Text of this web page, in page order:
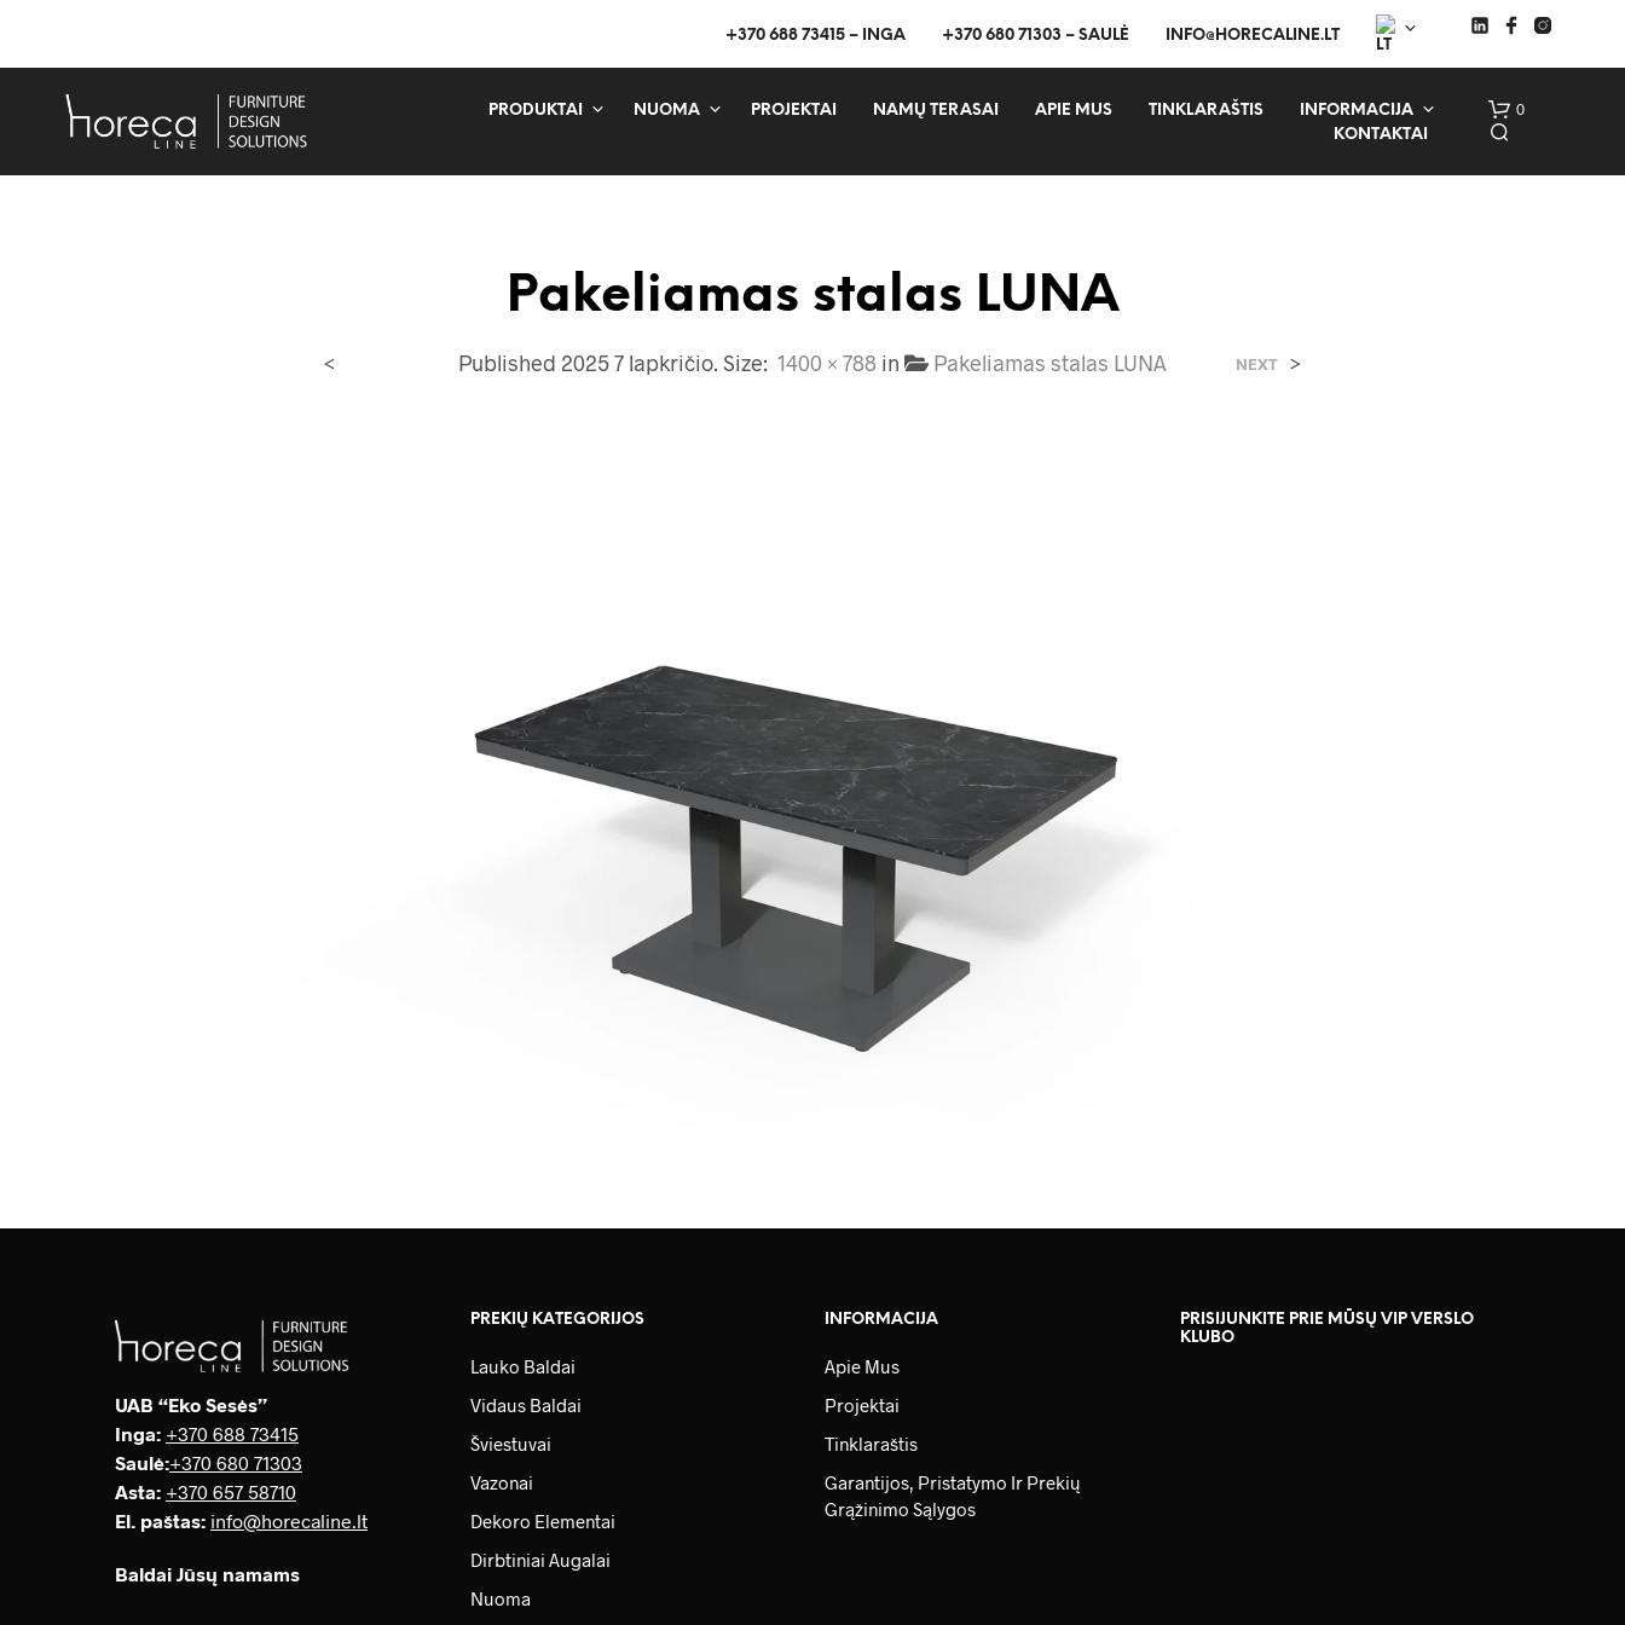
+370 688 73415 – INGA +370 680 71303 – SAULĖ INFO@HORECALINE.LT
PRODUKTAI NUOMA PROJEKTAI NAMŲ TERASAI APIE MUS TINKLARAŠTIS
INFORMACIJA
KONTAKTAI
0
Pakeliamas stalas LUNA
Published 2025 7 lapkričio. Size: 1400 × 788 in Pakeliamas stalas LUNA
< NEXT >
UAB “Eko Sesės”
Inga: +370 688 73415
Saulė:+370 680 71303
Asta: +370 657 58710
El. paštas: info@horecaline.lt
Baldai Jūsų namams
PREKIŲ KATEGORIJOS
Lauko Baldai
Vidaus Baldai
Šviestuvai
Vazonai
Dekoro Elementai
Dirbtiniai Augalai
Nuoma
INFORMACIJA
Apie Mus
Projektai
Tinklaraštis
Garantijos, Pristatymo Ir Prekių
Grąžinimo Sąlygos
PRISIJUNKITE PRIE MŪSŲ VIP VERSLO
KLUBO